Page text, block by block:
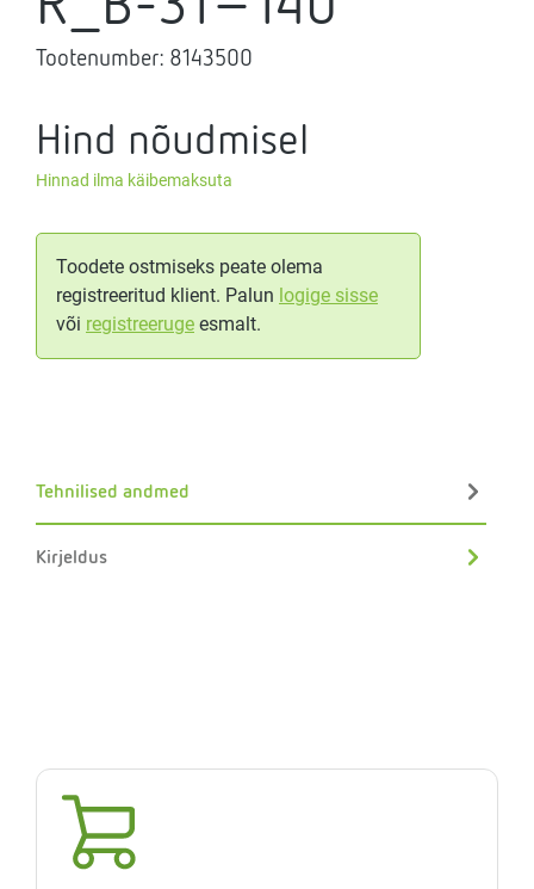
Tootenumber: 8143500
Hind nõudmisel
Hinnad ilma käibemaksuta
Toodete ostmiseks peate olema
registreeritud klient. Palun logige sisse
või registreeruge esmalt.
Tehnilised andmed
Kirjeldus